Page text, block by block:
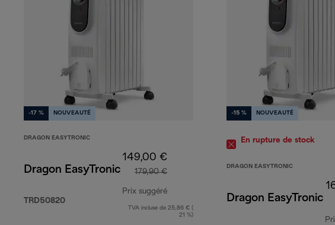
-17 % NOUVEAUTÉ
DRAGON EASYTRONIC
Dragon EasyTronic
TRD50820
149,00 €
179,90 €
Prix suggéré
prix original 179,90 €
TVA incluse de 25,86 € (
21 %)
-15 % NOUVEAUTÉ
En rupture de stock
DRAGON EASYTRONIC
Dragon EasyTronic